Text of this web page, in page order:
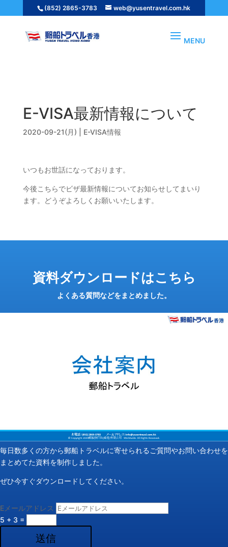
(852) 2865-3783 web@yusentravel.com.hk
E-VISA最新情報について
2020-09-21(月) E-VISA情報
いつもお世話になっております。
今後こちらでビザ最新情報についてお知らせしてまいり
ます。どうぞよろしくお願いいたします。
資料ダウンロードはこちら
よくある質問などをまとめました。
毎日数多くの方から郵船トラベルに寄せられるご質問やお問い合わせを
まとめてた資料を制作しました。
ぜひ今すぐダウンロードしてください。
Eメールアドレス
5 + 3 =
送信